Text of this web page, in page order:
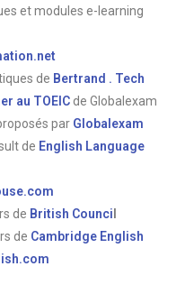
et modules e-learning
de Bertrand . Tech
au TOEIC de Globalexam
par Globalexam
de English Language
de British Counci
de Cambridge English